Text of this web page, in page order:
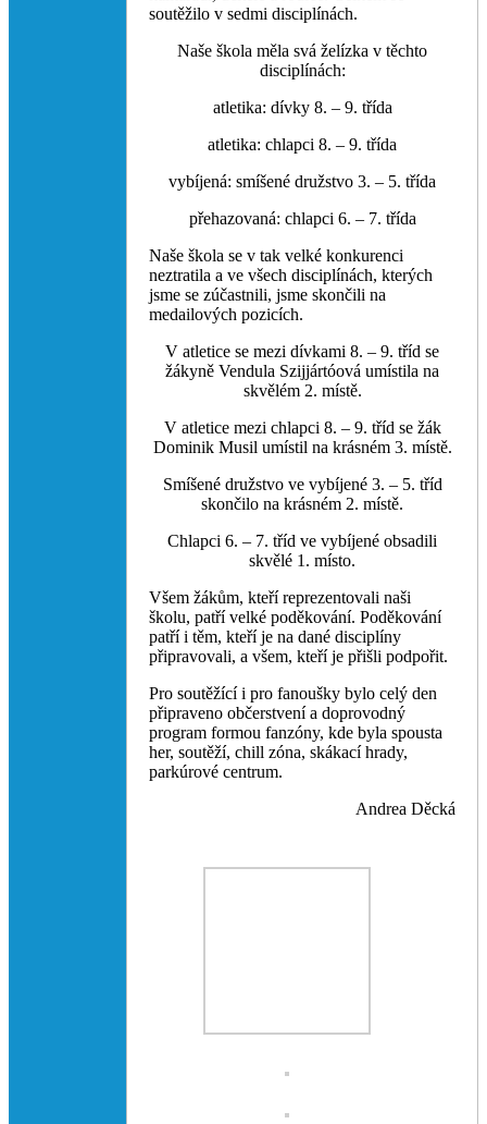
soutěžilo v sedmi disciplínách.
Naše škola měla svá želízka v těchto
disciplínách:
atletika: dívky 8. – 9. třída
atletika: chlapci 8. – 9. třída
vybíjená: smíšené družstvo 3. – 5. třída
přehazovaná: chlapci 6. – 7. třída
Naše škola se v tak velké konkurenci
neztratila a ve všech disciplínách, kterých
jsme se zúčastnili, jsme skončili na
medailových pozicích.
V atletice se mezi dívkami 8. – 9. tříd se
žákyně Vendula Szijjártóová umístila na
skvělém 2. místě.
V atletice mezi chlapci 8. – 9. tříd se žák
Dominik Musil umístil na krásném 3. místě.
Smíšené družstvo ve vybíjené 3. – 5. tříd
skončilo na krásném 2. místě.
Chlapci 6. – 7. tříd ve vybíjené obsadili
skvělé 1. místo.
Všem žákům, kteří reprezentovali naši
školu, patří velké poděkování. Poděkování
patří i těm, kteří je na dané disciplíny
připravovali, a všem, kteří je přišli podpořit.
Pro soutěžící i pro fanoušky bylo celý den
připraveno občerstvení a doprovodný
program formou fanzóny, kde byla spousta
her, soutěží, chill zóna, skákací hrady,
parkúrové centrum.
Andrea Děcká